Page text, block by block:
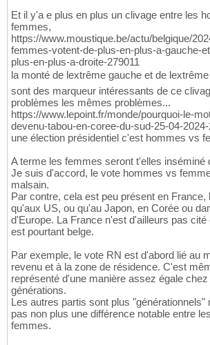
Et il y'a e plus en plus un clivage entre les
femmes,
https://www.moustique.be/actu/belgique/
femmes-votent-de-plus-en-plus-a-gauche-
plus-en-plus-a-droite-279011
la monté de lextrême gauche et de
sont des marqueur intéressants de ce
problèmes les mêmes problèmes...
https://www.lepoint.fr/monde/pourquoi-le-
devenu-tabou-en-coree-du-sud-25-04-
une élection présidentiel c'est hommes vs
A terme les femmes seront t'elles inséminé
Je suis d'accord, le vote hommes vs
malsain.
Par contre, cela est peu présent en France,
qu'aux US, ou qu'au Japon, en Corée ou
d'Europe. La France n'est d'ailleurs pas cité
est pourtant belge.
Par exemple, le vote RN est d'abord lié au
revenu et à la zone de résidence. C'est
représenté d'une manière assez égale chez
générations.
Les autres partis sont plus "générationnels"
pas non plus une différence notable entre
femmes.